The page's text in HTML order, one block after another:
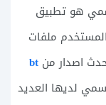
هو تطبيق
ملفات
اصدار من bt
لديها العديد